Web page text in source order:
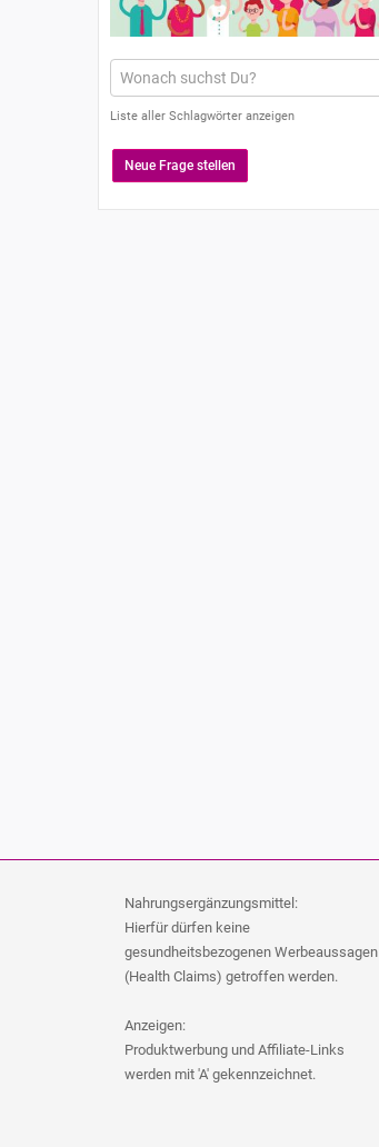
Liste aller Schlagwörter anzeigen
Neue Frage stellen
Nahrungsergänzungsmittel:
Hierfür dürfen keine
gesundheitsbezogenen Werbeaussagen
(Health Claims) getroffen werden.
Anzeigen:
Produktwerbung und Affiliate-Links
werden mit 'A' gekennzeichnet.